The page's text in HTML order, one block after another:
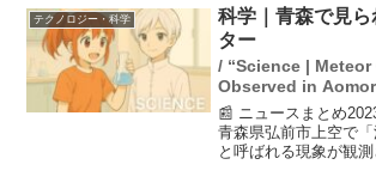
氏は、著作権者の許
であり、米国側に...
テクノロジー・科学
科学｜青森で見
ター
/ “Science |
Observed in
📰 ニュースまとめ
青森県弘前市上空で「
と呼ばれる現象が観